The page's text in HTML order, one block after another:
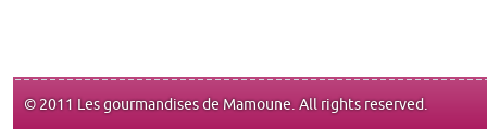
© 2011 Les gourmandises de Mamoune. All rights reserved.